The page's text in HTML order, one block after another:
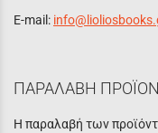
E-mail:
ΠΑΡΑΛΑΒΗ
Η παραλαβή των